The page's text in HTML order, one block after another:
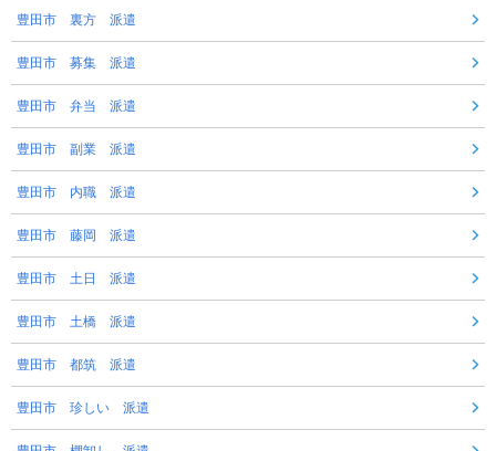
豊田市 裏方 派遣
豊田市 募集 派遣
豊田市 弁当 派遣
豊田市 副業 派遣
豊田市 内職 派遣
豊田市 藤岡 派遣
豊田市 土日 派遣
豊田市 土橋 派遣
豊田市 都筑 派遣
豊田市 珍しい 派遣